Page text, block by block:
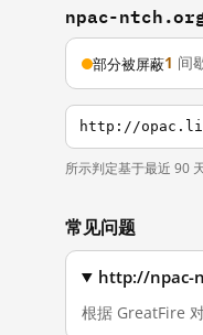
npac-ntch.org
部分被屏蔽1 间
所示判定基于最近 90
常见问题
http://npac-
根据 GreatFire